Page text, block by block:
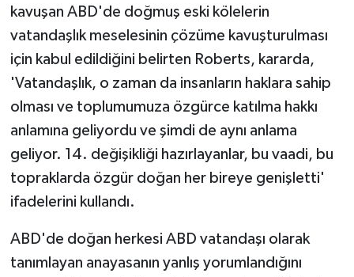
kavuşan ABD'de doğmuş eski kölelerin
vatandaşlık meselesinin çözüme kavuşturulması
için kabul edildiğini belirten Roberts, kararda,
'Vatandaşlık, o zaman da insanların haklara sahip
olması ve toplumumuza özgürce katılma hakkı
anlamına geliyordu ve şimdi de aynı anlama
geliyor. 14. değişikliği hazırlayanlar, bu vaadi, bu
topraklarda özgür doğan her bireye genişletti'
ifadelerini kullandı.
ABD'de doğan herkesi ABD vatandaşı olarak
tanımlayan anayasanın yanlış yorumlandığını
SİYASET
TEKNOLOJİ
Turizm
ÜLKE GÜNDEMİ
YAŞAM